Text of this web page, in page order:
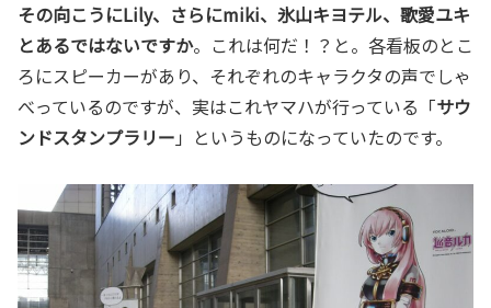
その向こうにLily、さらにmiki、氷山キヨテル、歌愛ユキ
とあるではないですか。これは何だ！？と。各看板のとこ
ろにスピーカーがあり、それぞれのキャラクタの声でしゃ
べっているのですが、実はこれヤマハが行っている「サウ
ンドスタンプラリー 」というものになっていたのです。